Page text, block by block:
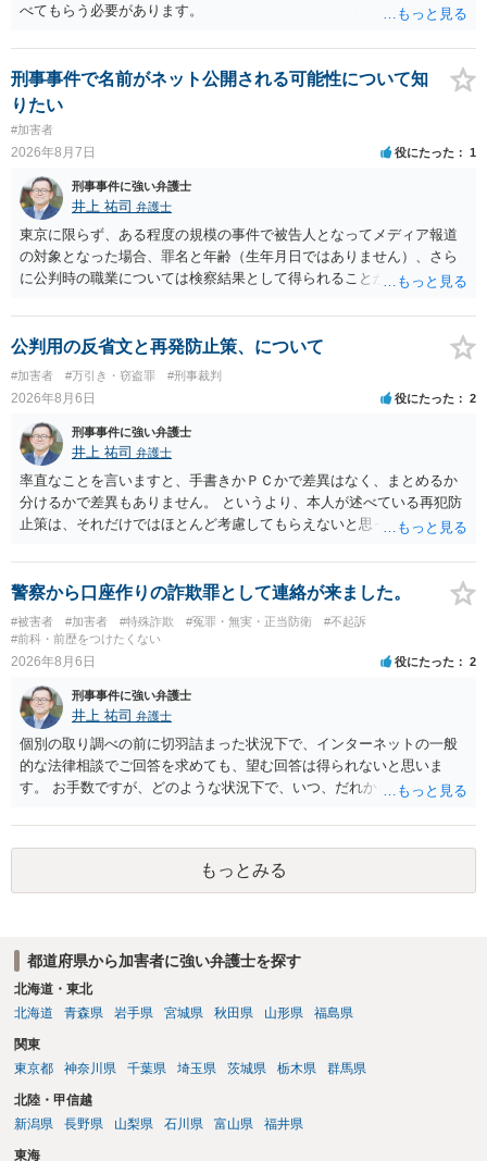
べてもらう必要があります。
刑事事件で名前がネット公開される可能性について知
りたい
#加害者
2026年8月7日 役にたった 1
刑事事件に強い弁護士
井上 祐司 弁護士
東京に限らず、ある程度の規模の事件で被告人となってメディア報道
の対象となった場合、罪名と年齢（生年月日ではありません）、さら
に公判時の職業については検察結果として得られることが通常です。
公判用の反省文と再発防止策、について
#加害者 #万引き・窃盗罪 #刑事裁判
2026年8月6日 役にたった 2
刑事事件に強い弁護士
井上 祐司 弁護士
率直なことを言いますと、手書きかＰＣかで差異はなく、まとめるか
分けるかで差異もありません。 というより、本人が述べている再犯防
止策は、それだけではほとんど考慮してもらえないと思った方が良い
やカウンセリング・治療の内容 ・利用している再犯防止策（例えば保
護観察所と連携した職業支援の内容や具体的な就労・監督状況） ・監
督者の証言 など、証拠で担保された客観性と実現可能性があるもので
なければあまり意味がありません。 もともと執行猶予が狙える事案で
あれば本人の反省の言葉だけで十分であり、実刑となるか微妙な事案
いうのが実感です。
警察から口座作りの詐欺罪として連絡が来ました。
#被害者 #加害者 #特殊詐欺 #冤罪・無実・正当防衛
#不起訴
#前科・前歴をつけたくない
2026年8月6日 役にたった 2
刑事事件に強い弁護士
井上 祐司 弁護士
個別の取り調べの前に切羽詰まった状況下で、インターネットの一般
的な法律相談でご回答を求めても、望む回答は得られないと思いま
す。 お手数ですが、どのような状況下で、いつ、だれからどのような
の程度だと聞いているのかということについて、お近くで詳細な法律
相談を受けられたうえで対処方法を探された方がよいと思われます。
一般論でいえば、任意取り調べの場合、ＩＣレコーダーを持参して取
り調べ内容を録音することは必須だと考えます。
もっとみる
都道府県から加害者に強い弁護士を探す
北海道・東北
北海道
青森県 岩手県 宮城県 秋田県 山形県 福島県
関東
東京都
神奈川県 千葉県 埼玉県 茨城県 栃木県 群馬県
北陸・甲信越
新潟県
長野県 山梨県 石川県 富山県 福井県
東海